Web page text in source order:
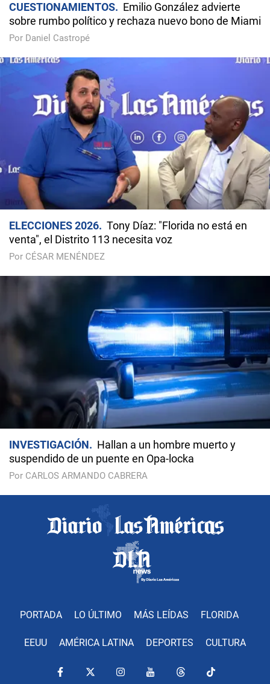
CUESTIONAMIENTOS
Emilio González advierte
sobre rumbo político y rechaza nuevo bono de Miami
Por Daniel Castropé
ELECCIONES 2026
Tony Díaz: "Florida no está en
venta", el Distrito 113 necesita voz
Por CÉSAR MENÉNDEZ
INVESTIGACIÓN
Hallan a un hombre muerto y
suspendido de un puente en Opa-locka
Por CARLOS ARMANDO CABRERA
PORTADA LO ÚLTIMO MÁS LEÍDAS FLORIDA
EEUU AMÉRICA LATINA DEPORTES CULTURA